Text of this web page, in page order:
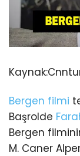
Kaynak:
Bergen filmi
Başrolde
Bergen
M. Caner